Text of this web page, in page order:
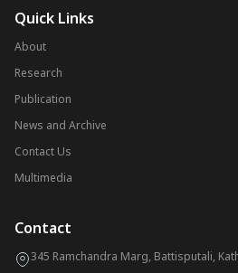
Quick Links
About
Research
Publication
News and Archive
Contact Us
Multimedia
Contact
345 Ramchandra Marg, Battisputali,